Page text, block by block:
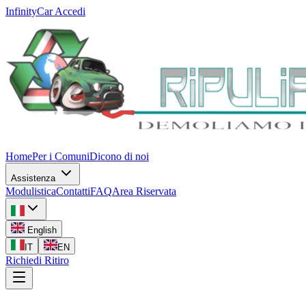
InfinityCarAccedi
HomePer i ComuniDicono di noi
Assistenza
ModulisticaContattiFAQArea Riservata
English
IT
EN
Richiedi Ritiro